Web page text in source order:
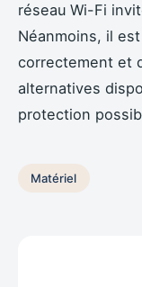
réseau Wi-Fi
Néanmoins, il
correctement et
alternatives
protection
Matériel